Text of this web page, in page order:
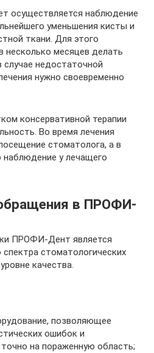
осуществляется наблюдение
уменьшения кисты и
ткани. Для этого
несколько месяцев делать
случае недостаточной
нужно своевременно
консервативной терапии
Во время лечения
стоматолога, а в
у лечащего
в ПРОФИ-
ПРОФИ-Дент является
стоматологических
качества.
позволяющее
ошибок и
на пораженную область;